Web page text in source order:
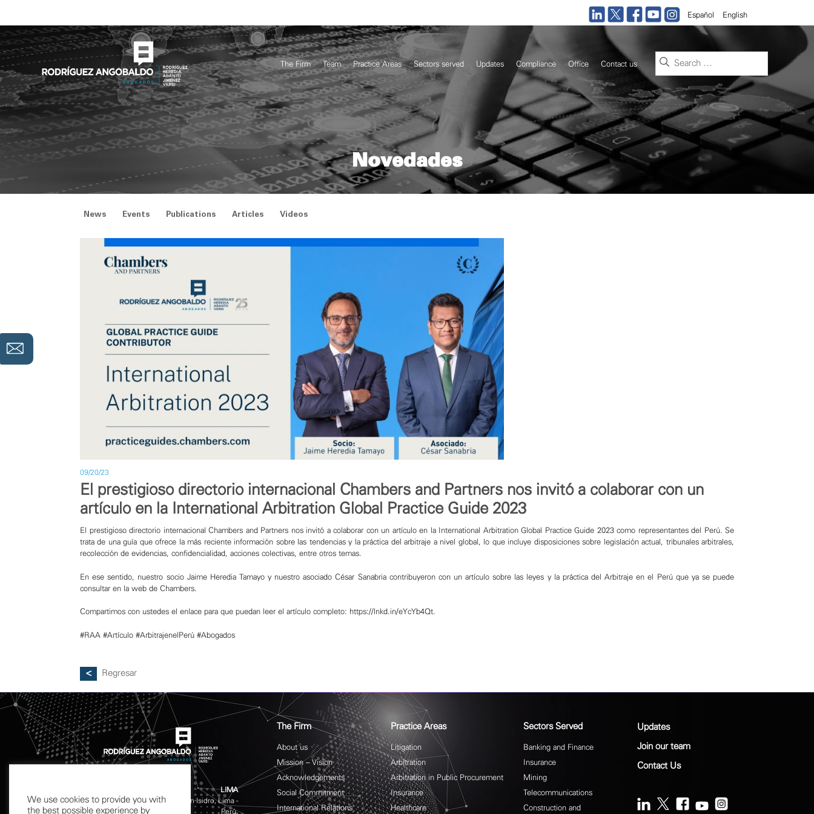
content
Español English
The Firm Team Practice Areas Sectors served Updates Compliance Office Contact us
Search
for:
Novedades
News Events Publications Articles Videos
09/20/23
El prestigioso directorio internacional Chambers and Partners nos invitó a colaborar con un
artículo en la International Arbitration Global Practice Guide 2023
El prestigioso directorio internacional Chambers and Partners nos invitó a colaborar con un artículo en la International Arbitration Global Practice Guide 2023 como representantes del Perú. Se
trata de una guía que ofrece la más reciente información sobre las tendencias y la práctica del arbitraje a nivel global, lo que incluye disposiciones sobre legislación actual, tribunales arbitrales,
recolección de evidencias, confidencialidad, acciones colectivas, entre otros temas.
En ese sentido, nuestro socio Jaime Heredia Tamayoy nuestro asociado César Sanabria contribuyeron con un artículo sobre las leyes y la práctica del Arbitraje en el Perú que ya se puede
consultar en la web de Chambers.
Compartimos con ustedes el enlace para que puedan leer el artículo completo: https://lnkd.in/eYcYb4Qt.
#RAA #Artículo #ArbitrajenelPerú #Abogados
Regresar
LIMA
Calle Chinchón 601 - 611 San Isidro, Lima -
Perú.
The Firm
About us
Mission – Vision
Acknowledgements
Social Commitment
International Relations
Practice Areas
Litigation
Arbitration
Arbitration in Public Procurement
Insurance
Healthcare
Sectors Served
Banking and Finance
Insurance
Mining
Telecommunications
Construction and
Updates
Join our team
Contact Us
We use cookies to provide you with
the best possible experience by